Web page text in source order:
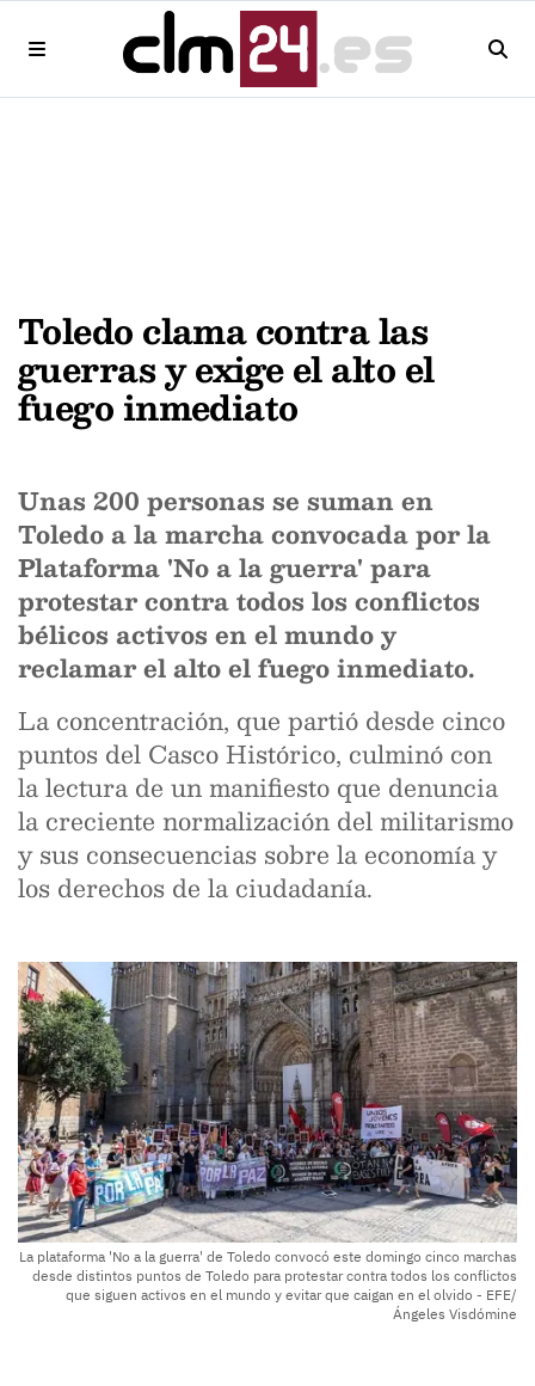
Toledo clama contra las
guerras y exige el alto el
fuego inmediato
Unas 200 personas se suman en
Toledo a la marcha convocada por la
Plataforma 'No a la guerra' para
protestar contra todos los conflictos
bélicos activos en el mundo y
reclamar el alto el fuego inmediato.
La concentración, que partió desde cinco
puntos del Casco Histórico, culminó con
la lectura de un manifiesto que denuncia
la creciente normalización del militarismo
y sus consecuencias sobre la economía y
los derechos de la ciudadanía.
La plataforma 'No a la guerra' de Toledo convocó este domingo cinco marchas
desde distintos puntos de Toledo para protestar contra todos los conflictos
que siguen activos en el mundo y evitar que caigan en el olvido - EFE/
Ángeles Visdómine